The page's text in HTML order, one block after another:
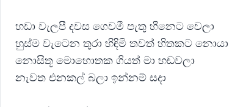
හඩා වැලපී දවස ගෙවමී පැතු හීනෙට වෙලා
හුස්ම වැටෙන තුරා හිඳිමි තවත් හිතකට නොයා
නොසිතූ මොහොතක ගියත් මා හඬවලා
නැවත එනකල් බලා ඉන්නම් සදා